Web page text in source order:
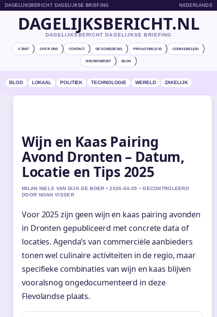
DAGELIJKSBERICHT DAGELIJKSE BRIEFING NEDERLANDS
DAGELIJKSBERICHT.NL
DAGELIJKSBERICHT DAGELIJKSE BRIEFING
START OVER ONS CONTACT GESCHIEDENIS PRIVACYBELEID COOKIEBELEID
NIEUWSBRIEF BLOG
BLOG LOKAAL POLITIEK TECHNOLOGIE WERELD ZAKELIJK
Wijn en Kaas Pairing
Avond Dronten – Datum,
Locatie en Tips 2025
MILAN NIELS VAN DIJK DE BOER • 2026-04-05 • GECONTROLEERD
DOOR NOAH VISSER
Voor 2025 zijn geen wijn en kaas pairing avonden
in Dronten gepubliceerd met concrete data of
locaties. Agenda’s van commerciële aanbieders
tonen wel culinaire activiteiten in de regio, maar
specifieke combinaties van wijn en kaas blijven
vooralsnog ongedocumenteerd in deze
Flevolandse plaats.